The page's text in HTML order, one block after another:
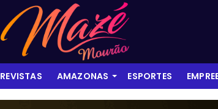
AMAZONAS ESPORTES